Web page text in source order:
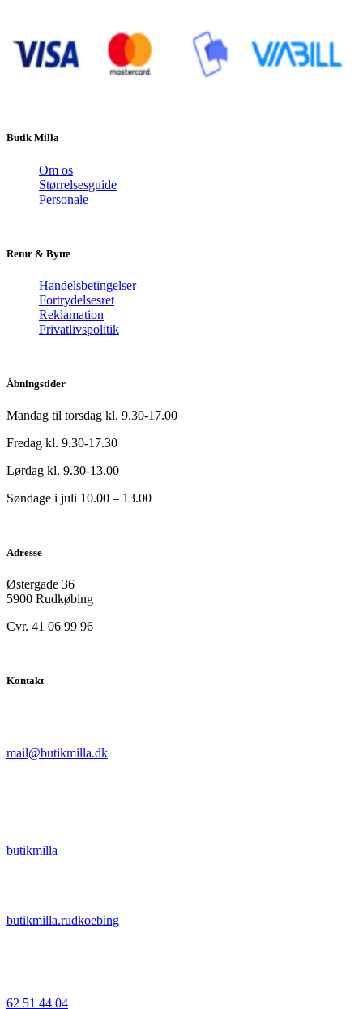
Butik Milla
Om os
Størrelsesguide
Personale
Retur & Bytte
Handelsbetingelser
Fortrydelsesret
Reklamation
Privatlivspolitik
Åbningstider
Mandag til torsdag kl. 9.30-17.00
Fredag kl. 9.30-17.30
Lørdag kl. 9.30-13.00
Søndage i juli 10.00 – 13.00
Adresse
Østergade 36
5900 Rudkøbing
Cvr. 41 06 99 96
Kontakt
mail@butikmilla.dk
butikmilla
butikmilla.rudkoebing
62 51 44 04